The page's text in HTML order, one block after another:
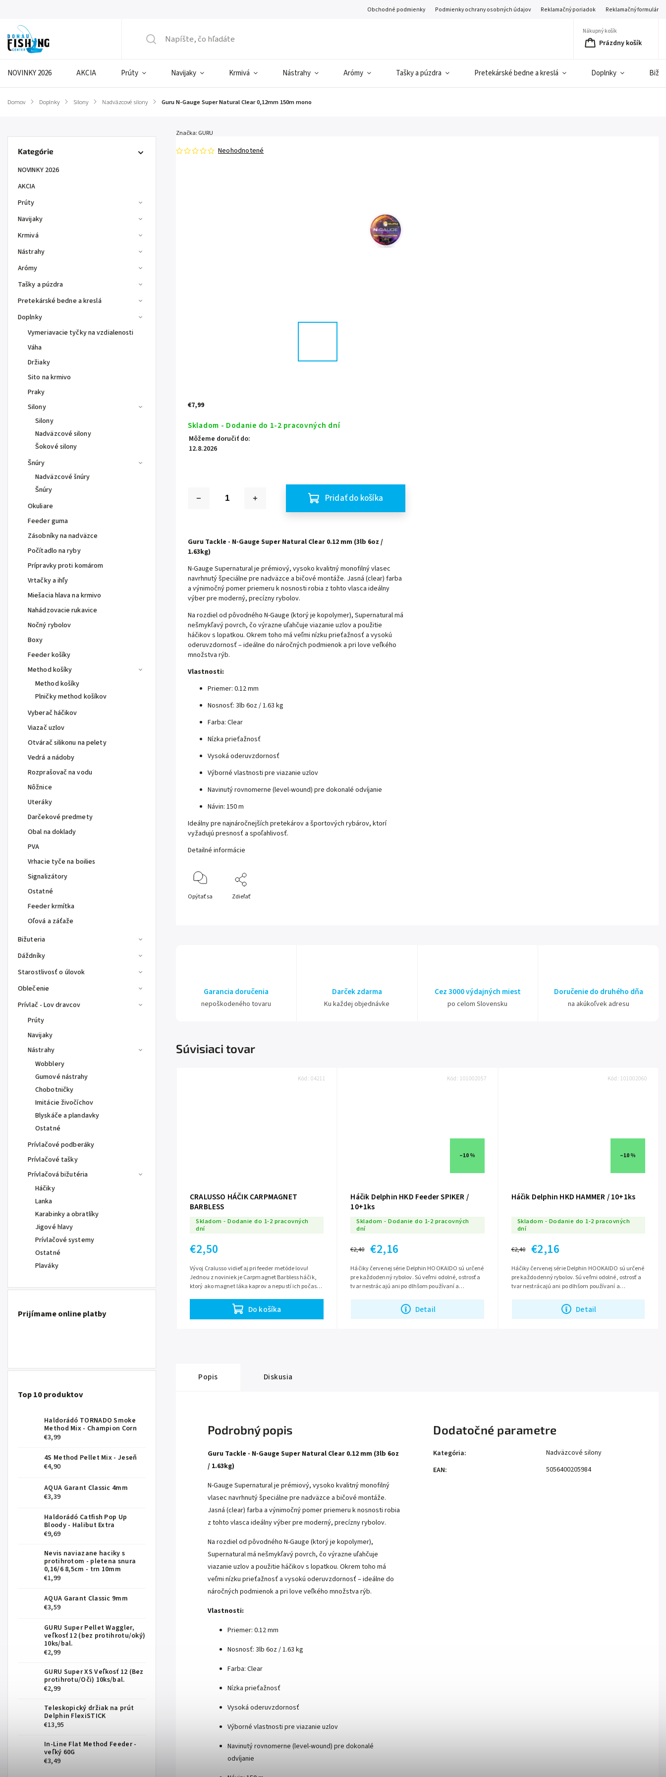
Obchodné podmienky Podmienky ochrany osobných údajov Reklamačný poriadok Reklamačný formulár
Nákupný košík
Prázdny košík
NOVINKY 2026 AKCIA Prúty Navijaky Krmivá Nástrahy Arómy Tašky a púzdra Pretekárské bedne a kreslá Doplnky
Domov / Doplnky / Silony / Nadväzcové silony / Guru N-Gauge Super Natural Clear 0,12mm 150m mono
Kategórie
NOVINKY 2026
AKCIA
Prúty
Navijaky
Krmivá
Nástrahy
Arómy
Tašky a púzdra
Pretekárské bedne a kreslá
Doplnky
Vymeriavacie tyčky na vzdialenosti
Váha
Držiaky
Sito na krmivo
Praky
Silony
Silony
Nadväzcové silony
Šokové silony
Šnúry
Nadväzcové šnúry
Šnúry
Okuliare
Feeder guma
Zásobníky na nadväzce
Počítadlo na ryby
Prípravky proti komárom
Vrtačky a ihľy
Miešacia hlava na krmivo
Nahádzovacie rukavice
Nočný rybolov
Boxy
Feeder košíky
Method košíky
Method košíky
Plničky method košíkov
Vyberač háčikov
Viazač uzlov
Otvárač silikonu na pelety
Vedrá a nádoby
Rozprašovač na vodu
Nôžnice
Uteráky
Darčekové predmety
Obal na doklady
PVA
Vrhacie tyče na boilies
Signalizátory
Ostatné
Feeder krmítka
Oľová a záťaže
Bižuteria
Dáždníky
Starostlivosť o úlovok
Oblečenie
Prívlač - Lov dravcov
Prúty
Navijaky
Nástrahy
Wobblery
Gumové nástrahy
Chobotničky
Imitácie živočíchov
Blyskáče a plandavky
Ostatné
Prívlačové podberáky
Prívlačové tašky
Prívlačová bižutéria
Háčiky
Lanka
Karabinky a obratlíky
Jigové hlavy
Prívlačové systemy
Ostatné
Plaváky
Prijímame online platby
Top 10 produktov
Haldorádó TORNADO Smoke
Method Mix - Champion Corn
€3,99
4S Method Pellet Mix - Jeseň
€4,90
AQUA Garant Classic 4mm
€3,39
Haldorádó Catfish Pop Up
Bloody - Halibut Extra
€9,69
Nevis naviazane haciky s
protihrotom - pletena snura
0,16/6 8,5cm - trn 10mm
€1,99
AQUA Garant Classic 9mm
€3,59
GURU Super Pellet Waggler,
veľkosť 12 (bez protihrotu/oký)
10ks/bal.
€2,99
GURU Super XS Veľkosť 12 (Bez
protihrotu/Oči) 10ks/bal.
€2,99
Teleskopický držiak na prút
Delphin FlexiSTICK
€13,95
In-Line Flat Method Feeder -
veľký 60G
€3,49
Neohodnotené
Značka: GURU
€7,99
Skladom - Dodanie do 1-2 pracovných dní
Môžeme doručiť do:
12.8.2026
Pridať do košíka
Guru Tackle - N-Gauge Super Natural Clear 0.12 mm (3lb 6oz /
1.63kg)
N-Gauge Supernatural je prémiový, vysoko kvalitný monofilný vlasec
navrhnutý špeciálne pre nadväzce a bičové montáže. Jasná (clear) farba
a výnimočný pomer priemeru k nosnosti robia z tohto vlasca ideálny
výber pre moderný, precízny rybolov.
Na rozdiel od pôvodného N-Gauge (ktorý je kopolymer), Supernatural má
nešmykľavý povrch, čo výrazne uľahčuje viazanie uzlov a použitie
háčikov s lopatkou. Okrem toho má veľmi nízku prieťažnosť a vysokú
oderuvzdornosť – ideálne do náročných podmienok a pri love veľkého
množstva rýb.
Vlastnosti:
Priemer: 0.12 mm
Nosnosť: 3lb 6oz / 1.63 kg
Farba: Clear
Nízka prieťažnosť
Vysoká oderuvzdornosť
Výborné vlastnosti pre viazanie uzlov
Navinutý rovnomerne (level-wound) pre dokonalé odvíjanie
Návin: 150 m
Ideálny pre najnáročnejších pretekárov a športových rybárov, ktorí
vyžadujú presnosť a spoľahlivosť.
Detailné informácie
Opýtať sa Zdieľať
Garancia doručenia
nepoškodeného tovaru
Darček zdarma
Ku každej objednávke
Cez 3000 výdajných miest
po celom Slovensku
Doručenie do druhého dňa
na akúkoľvek adresu
Súvisiaci tovar
CRALUSSO HÁČIK CARPMAGNET
BARBLESS
Skladom - Dodanie do 1-2 pracovných
dní
€2,50
Do košíka
Vývoj Cralusso vidieť aj pri feeder metóde lovu!
Jednou z noviniek je Carpmagnet Barbless háčik,
ktorý ako magnet láka kaprov a nepustí ich počas
Kód:04211
–10 %
Háčik Delphin HKD Feeder SPIKER /
10+1ks
Skladom - Dodanie do 1-2 pracovných
dní
€2,40 €2,16
Detail
Háčiky červenej série Delphin HOOKAIDO sú určené
pre každodenný rybolov. Sú veľmi odolné, ostrosť a
tvar nestrácajú ani po dlhšom používaní a
Kód: 101002057
–10 %
Háčik Delphin HKD HAMMER / 10+1ks
Skladom - Dodanie do 1-2 pracovných
dní
€2,40 €2,16
Detail
Háčiky červenej série Delphin HOOKAIDO sú určené
pre každodenný rybolov. Sú veľmi odolné, ostrosť a
tvar nestrácajú ani po dlhšom používaní a
Kód: 101002060
Popis Diskusia
Podrobný popis
Guru Tackle - N-Gauge Super Natural Clear 0.12 mm (3lb 6oz
/ 1.63kg)
N-Gauge Supernatural je prémiový, vysoko kvalitný monofilný
vlasec navrhnutý špeciálne pre nadväzce a bičové montáže.
Jasná (clear) farba a výnimočný pomer priemeru k nosnosti robia
z tohto vlasca ideálny výber pre moderný, precízny rybolov.
Na rozdiel od pôvodného N-Gauge (ktorý je kopolymer),
Supernatural má nešmykľavý povrch, čo výrazne uľahčuje
viazanie uzlov a použitie háčikov s lopatkou. Okrem toho má
veľmi nízku prieťažnosť a vysokú oderuvzdornosť – ideálne do
náročných podmienok a pri love veľkého množstva rýb.
Vlastnosti:
Priemer: 0.12 mm
Nosnosť: 3lb 6oz / 1.63 kg
Farba: Clear
Nízka prieťažnosť
Vysoká oderuvzdornosť
Výborné vlastnosti pre viazanie uzlov
Navinutý rovnomerne (level-wound) pre dokonalé
odvíjanie
Dodatočné parametre
Kategória:
Nadväzcové silony
EAN: 5056400205984